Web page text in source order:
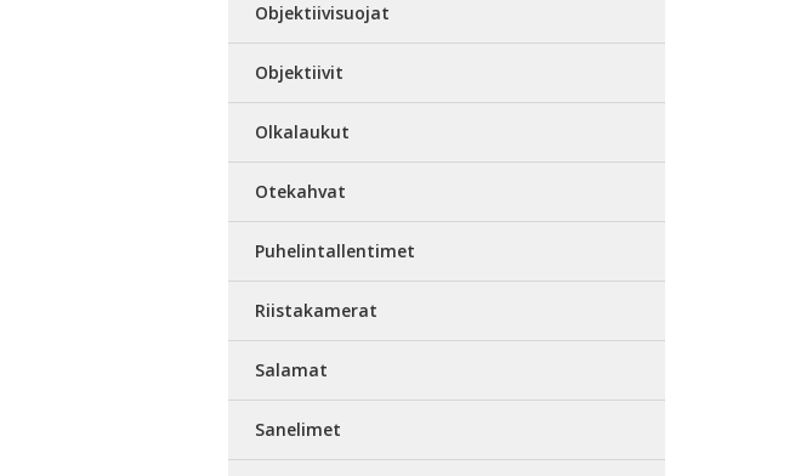
Objektiivisuojat
Objektiivit
Olkalaukut
Otekahvat
Puhelintallentimet
Riistakamerat
Salamat
Sanelimet